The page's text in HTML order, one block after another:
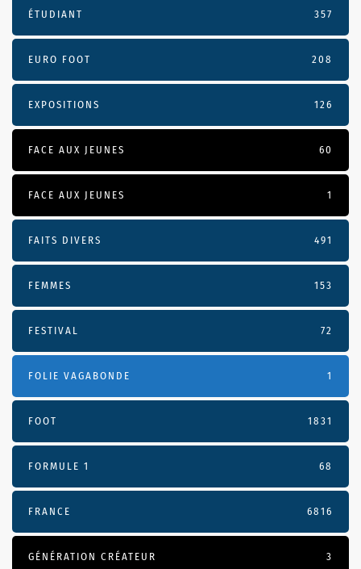
ÉTUDIANT 357
EURO FOOT 208
EXPOSITIONS 126
FACE AUX JEUNES 60
FACE AUX JEUNES 1
FAITS DIVERS 491
FEMMES 153
FESTIVAL 72
FOLIE VAGABONDE 1
FOOT 1831
FORMULE 1 68
FRANCE 6816
GÉNÉRATION CRÉATEUR 3